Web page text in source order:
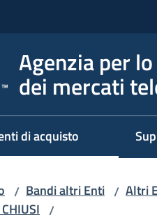
Agenzia per
dei mercati
di acquisto
/ Bandi altri Enti / Altri
/